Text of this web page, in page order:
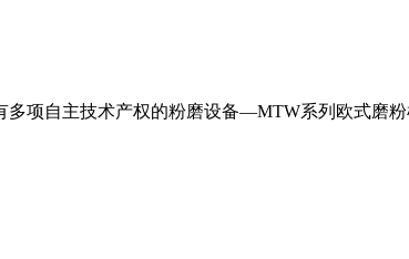
项自主技术产权的粉磨设备—MTW系列欧式磨